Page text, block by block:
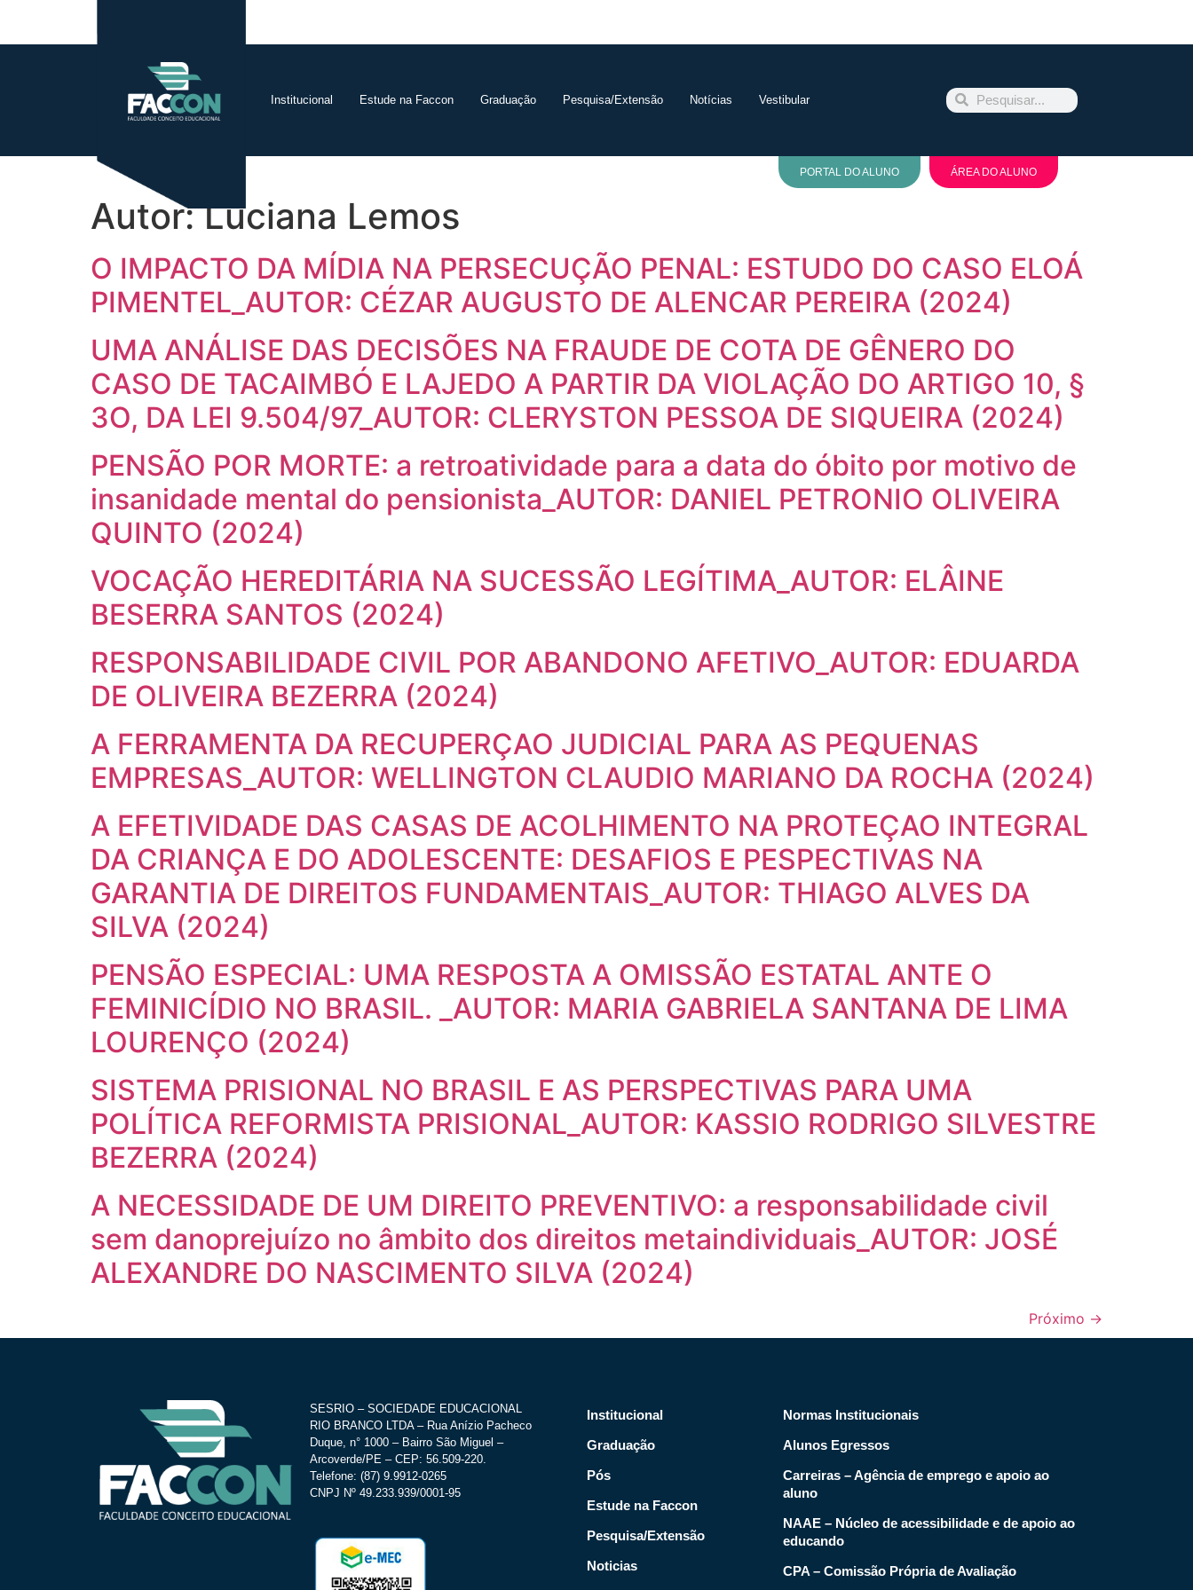
Institucional Estude na Faccon Graduação Pesquisa/Extensão Notícias Vestibular
PORTAL DO ALUNO ÁREA DO ALUNO
Autor:Luciana Lemos
O IMPACTO DA MÍDIA NA PERSECUÇÃO PENAL: ESTUDO DO CASO ELOÁ
PIMENTEL_AUTOR: CÉZAR AUGUSTO DE ALENCAR PEREIRA (2024)
UMA ANÁLISE DAS DECISÕES NA FRAUDE DE COTA DE GÊNERO DO
CASO DE TACAIMBÓ E LAJEDO A PARTIR DA VIOLAÇÃO DO ARTIGO 10, §
3O, DA LEI 9.504/97_AUTOR: CLERYSTON PESSOA DE SIQUEIRA (2024)
PENSÃO POR MORTE: a retroatividade para a data do óbito por motivo de
insanidade mental do pensionista_AUTOR: DANIEL PETRONIO OLIVEIRA
QUINTO (2024)
VOCAÇÃO HEREDITÁRIA NA SUCESSÃO LEGÍTIMA_AUTOR: ELÂINE
BESERRA SANTOS (2024)
RESPONSABILIDADE CIVIL POR ABANDONO AFETIVO_AUTOR: EDUARDA
DE OLIVEIRA BEZERRA (2024)
A FERRAMENTA DA RECUPERÇAO JUDICIAL PARA AS PEQUENAS
EMPRESAS_AUTOR: WELLINGTON CLAUDIO MARIANO DA ROCHA (2024)
A EFETIVIDADE DAS CASAS DE ACOLHIMENTO NA PROTEÇAO INTEGRAL
DA CRIANÇA E DO ADOLESCENTE: DESAFIOS E PESPECTIVAS NA
GARANTIA DE DIREITOS FUNDAMENTAIS_AUTOR: THIAGO ALVES DA
SILVA (2024)
PENSÃO ESPECIAL: UMA RESPOSTA A OMISSÃO ESTATAL ANTE O
FEMINICÍDIO NO BRASIL. _AUTOR: MARIA GABRIELA SANTANA DE LIMA
LOURENÇO (2024)
SISTEMA PRISIONAL NO BRASIL E AS PERSPECTIVAS PARA UMA
POLÍTICA REFORMISTA PRISIONAL_AUTOR: KASSIO RODRIGO SILVESTRE
BEZERRA (2024)
A NECESSIDADE DE UM DIREITO PREVENTIVO: a responsabilidade civil
sem danoprejuízo no âmbito dos direitos metaindividuais_AUTOR: JOSÉ
ALEXANDRE DO NASCIMENTO SILVA (2024)
Próximo →
SESRIO – SOCIEDADE EDUCACIONAL
RIO BRANCO LTDA – Rua Anízio Pacheco
Duque, n° 1000 – Bairro São Miguel –
Arcoverde/PE – CEP: 56.509-220.
Telefone: (87) 9.9912-0265
CNPJ Nº 49.233.939/0001-95
Institucional
Graduação
Pós
Estude na Faccon
Pesquisa/Extensão
Noticias
Normas Institucionais
Alunos Egressos
Carreiras – Agência de emprego e apoio ao
aluno
NAAE – Núcleo de acessibilidade e de apoio ao
educando
CPA – Comissão Própria de Avaliação